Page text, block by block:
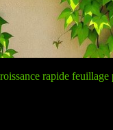
rapide feuillage